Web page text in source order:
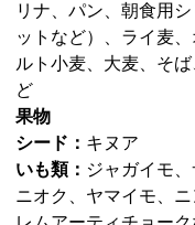
リナ、パン、朝食用
ットなど）、ライ麦
ルト小麦、大麦、そ
ど
果物
シード： キヌア
いも類： ジャガイモ
ニオク、ヤマイモ、